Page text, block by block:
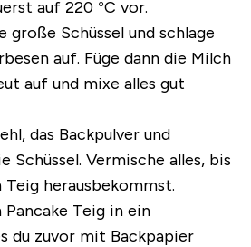
auf 220 °C vor.
große Schüssel und schlage
auf. Füge dann die Milch
auf und mixe alles gut
das Backpulver und
Schüssel. Vermische alles, bis
herausbekommst.
Teig in ein
du zuvor mit Backpapier